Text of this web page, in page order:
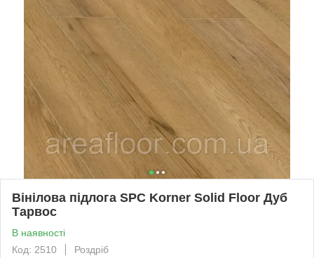
Вінілова підлога SPC Korner Solid Floor Дуб
Тарвос
В наявності
Код: 2510
Роздріб